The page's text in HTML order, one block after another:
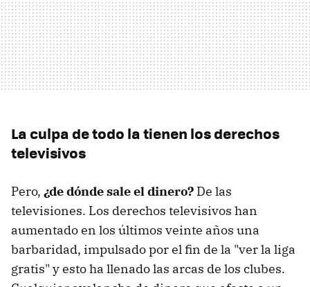
La culpa de todo la tienen los derechos
televisivos
Pero, ¿de dónde sale el dinero? De las
televisiones. Los derechos televisivos han
aumentado en los últimos veinte años una
barbaridad, impulsado por el fin de la "ver la liga
gratis" y esto ha llenado las arcas de los clubes.